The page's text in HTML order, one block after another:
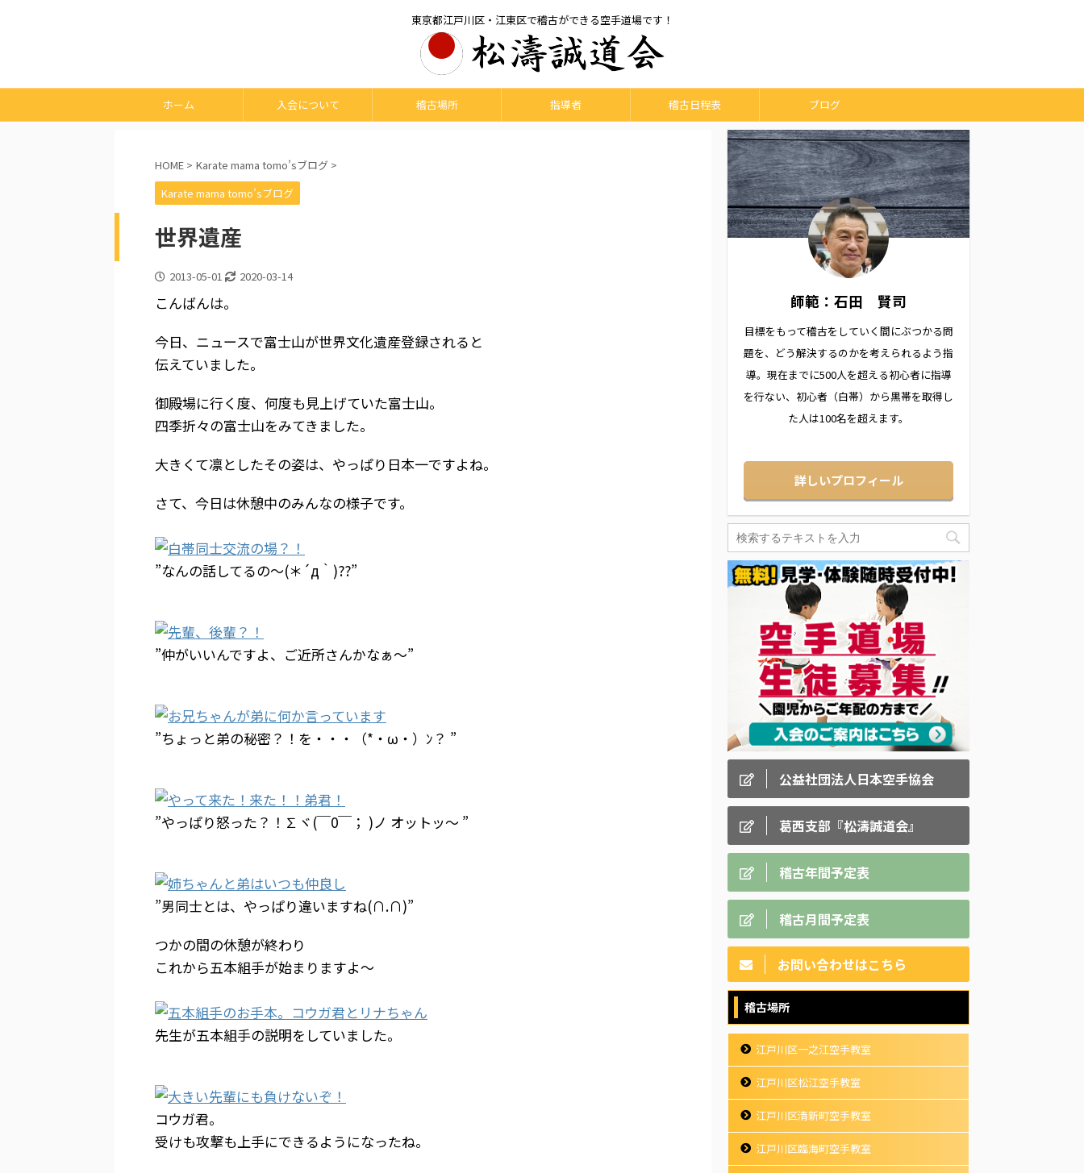
東京都江戸川区・江東区で稽古ができる空手道場です！
ホーム 入会について 稽古場所 指導者 稽古日程表 ブログ
HOME > Karate mama tomo’sブログ >
Karate mama tomo’sブログ
世界遺産
2013-05-01 2020-03-14
こんばんは。
今日、ニュースで富士山が世界文化遺産登録されると
伝えていました。
御殿場に行く度、何度も見上げていた富士山。
四季折々の富士山をみてきました。
大きくて凛としたその姿は、やっぱり日本一ですよね。
さて、今日は休憩中のみんなの様子です。
”なんの話してるの～(＊´д｀)??”
”仲がいいんですよ、ご近所さんかなぁ～”
”ちょっと弟の秘密？！を・・・（*・ω・）ﾝ？ ”
”やっぱり怒った？！∑ヾ(￣0￣； )ノ オットッ～ ”
”男同士とは、やっぱり違いますね(∩.∩)”
つかの間の休憩が終わり
これから五本組手が始まりますよ～
先生が五本組手の説明をしていました。
コウガ君。
受けも攻撃も上手にできるようになったね。
師範：石田 賢司
目標をもって稽古をしていく間にぶつかる問
題を、どう解決するのかを考えられるよう指
導。現在までに500人を超える初心者に指導
を行ない、初心者（白帯）から黒帯を取得し
た人は100名を超えます。
詳しいプロフィール
公益社団法人日本空手協会
葛西支部『松濤誠道会』
稽古年間予定表
稽古月間予定表
お問い合わせはこちら
稽古場所
江戸川区一之江空手教室
江戸川区松江空手教室
江戸川区清新町空手教室
江戸川区臨海町空手教室